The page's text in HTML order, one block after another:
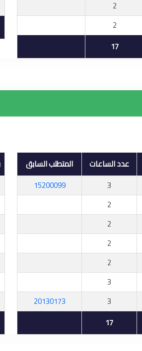
2
2
17
عدد الساعات
المتطلب السابق
3
15200099
2
2
2
2
3
3
20130173
17